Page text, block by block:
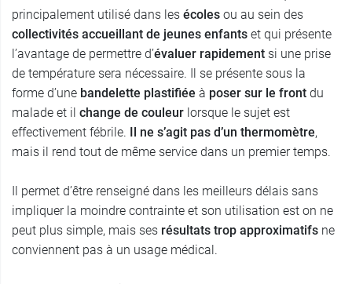
principalement utilisé dans les écoles ou au sein des
collectivités accueillant de jeunes enfants et qui présente
l’avantage de permettre d’évaluer rapidement si une prise
de température sera nécessaire. Il se présente sous la
forme d’une bandelette plastifiée à poser sur le front du
malade et il change de couleur lorsque le sujet est
effectivement fébrile. Il ne s’agit pas d’un thermomètre,
mais il rend tout de même service dans un premier temps.
Il permet d’être renseigné dans les meilleurs délais sans
impliquer la moindre contrainte et son utilisation est on ne
peut plus simple, mais ses résultats trop approximatifs ne
conviennent pas à un usage médical.